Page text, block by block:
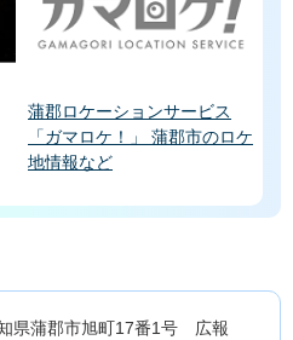
蒲郡ロケーションサービス
「ガマロケ！」 蒲郡市のロケ
地情報など
県蒲郡市旭町17番1号 広報